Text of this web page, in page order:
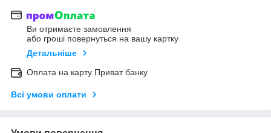
Ви отримаєте замовлення
або гроші повернуться на вашу картку
Детальніше
Оплата на карту Приват банку
Всі умови оплати